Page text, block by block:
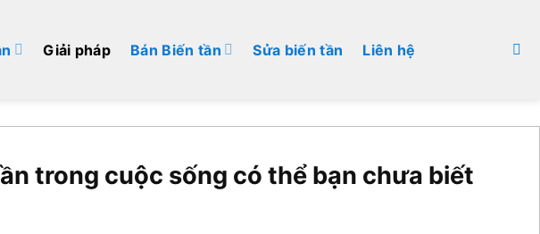
Giải pháp Bán Biến tần Sửa biến tần Liên hệ
trong cuộc sống có thể bạn chưa biết